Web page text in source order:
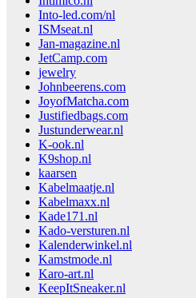
Into-led.com/nl
ISMseat.nl
Jan-magazine.nl
JetCamp.com
jewelry
Johnbeerens.com
JoyofMatcha.com
Justifiedbags.com
Justunderwear.nl
K-ook.nl
K9shop.nl
kaarsen
Kabelmaatje.nl
Kabelmaxx.nl
Kade171.nl
Kado-versturen.nl
Kalenderwinkel.nl
Kamstmode.nl
Karo-art.nl
KeepItSneaker.nl